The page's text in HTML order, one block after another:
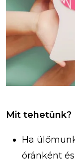
Mit tehetünk?
Ha
óránként